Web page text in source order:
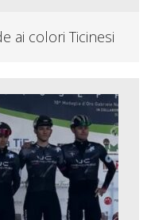
ai colori Ticinesi